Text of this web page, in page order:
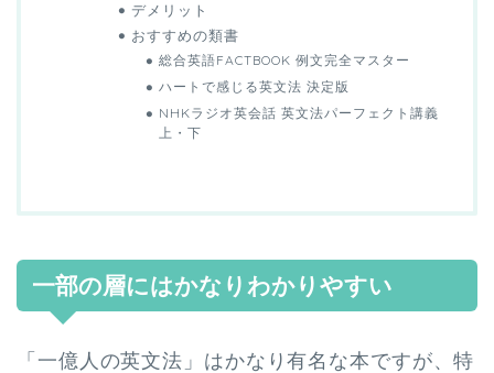
デメリット
おすすめの類書
総合英語FACTBOOK 例文完全マスター
ハートで感じる英文法 決定版
NHKラジオ英会話 英文法パーフェクト講義
上・下
一部の層にはかなりわかりやすい
「一億人の英文法」はかなり有名な本ですが、特